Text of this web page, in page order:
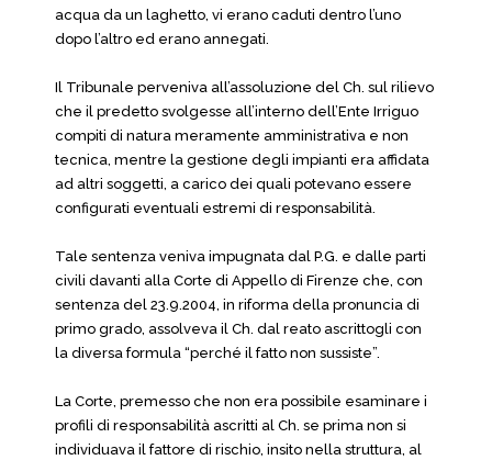
acqua da un laghetto, vi erano caduti dentro l’uno
dopo l’altro ed erano annegati.
Il Tribunale perveniva all’assoluzione del Ch. sul rilievo
che il predetto svolgesse all’interno dell’Ente Irriguo
compiti di natura meramente amministrativa e non
tecnica, mentre la gestione degli impianti era affidata
ad altri soggetti, a carico dei quali potevano essere
configurati eventuali estremi di responsabilità.
Tale sentenza veniva impugnata dal P.G. e dalle parti
civili davanti alla Corte di Appello di Firenze che, con
sentenza del 23.9.2004, in riforma della pronuncia di
primo grado, assolveva il Ch. dal reato ascrittogli con
la diversa formula “perché il fatto non sussiste”.
La Corte, premesso che non era possibile esaminare i
profili di responsabilità ascritti al Ch. se prima non si
individuava il fattore di rischio, insito nella struttura, al